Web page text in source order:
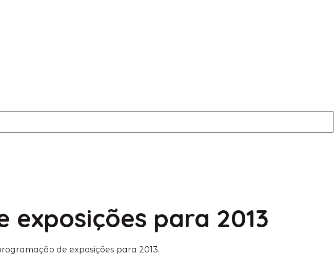
exposições para 2013
de exposições para 2013.